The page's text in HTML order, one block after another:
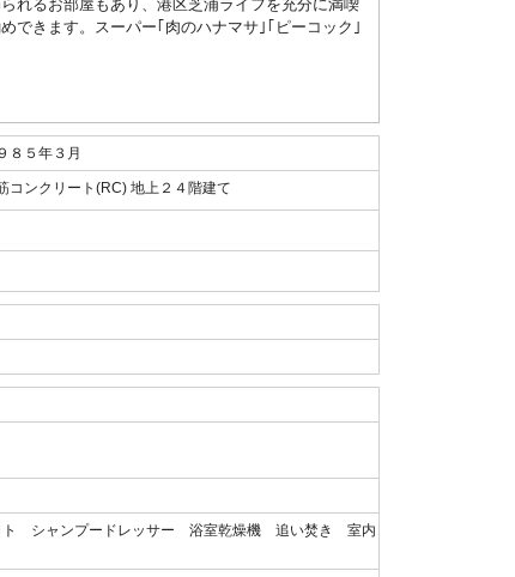
れるお部屋もあり、港区芝浦ライフを充分に満喫
できます。スーパー｢肉のハナマサ｣｢ピーコック｣
８５年３月
コンクリート(RC) 地上２４階建て
ト シャンプードレッサー 浴室乾燥機 追い焚き 室内